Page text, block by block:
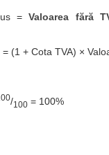
=Valoarea fără
(1 + Cota TVA) ×
/100 = 100%